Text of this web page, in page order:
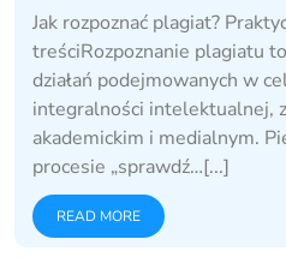
Jak rozpoznać plagiat?
treściRozpoznanie plagiatu
działań podejmowanych w
integralności intelektualnej,
akademickim i medialnym.
procesie „sprawdź…[...]
READ MORE